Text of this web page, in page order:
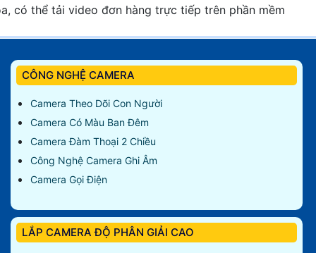
có thể tải video đơn hàng trực tiếp trên phần mềm
CÔNG NGHỆ CAMERA
Camera Theo Dõi Con Người
Camera Có Màu Ban Đêm
Camera Đàm Thoại 2 Chiều
Công Nghệ Camera Ghi Âm
Camera Gọi Điện
LẮP CAMERA ĐỘ PHÂN GIẢI CAO